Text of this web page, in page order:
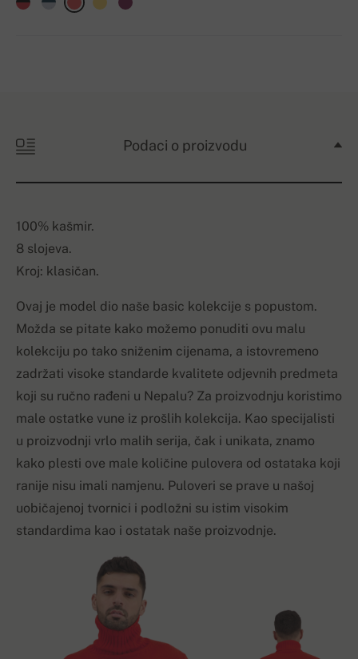
Podaci o proizvodu
100% kašmir.
8 slojeva.
Kroj: klasičan.
Ovaj je model dio naše basic kolekcije s popustom.
Možda se pitate kako možemo ponuditi ovu malu
kolekciju po tako sniženim cijenama, a istovremeno
zadržati visoke standarde kvalitete odjevnih predmeta
koji su ručno rađeni u Nepalu? Za proizvodnju koristimo
male ostatke vune iz prošlih kolekcija. Kao specijalisti
u proizvodnji vrlo malih serija, čak i unikata, znamo
kako plesti ove male količine pulovera od ostataka koji
ranije nisu imali namjenu. Puloveri se prave u našoj
uobičajenoj tvornici i podložni su istim visokim
standardima kao i ostatak naše proizvodnje.